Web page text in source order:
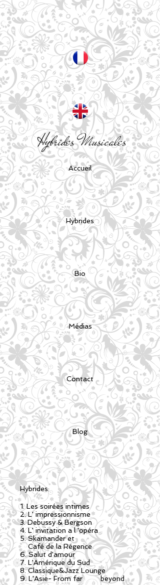
Hybrides:
1. Les soirées intimes
2. L' impressionnisme
3. Debussy & Bergson
4. L' invitation a l 'opéra
5. Skamander et
Café de la Régence
6. Salut d'amour
7. L'Amérique du Sud
8. Classique&Jazz Lounge
9. L'Asie- From far beyond
Hybrides Musicales
Accueil
Hybrides
Bio
Médias
Contact
Blog